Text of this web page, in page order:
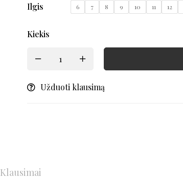
Ilgis 6 7 8 9 10 11 12
Kiekis
Užduoti klausimą
Klausimai